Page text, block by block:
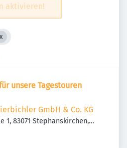
aktivieren!
unsere Tagestouren
GmbH & Co. KG
1, 83071 Stephanskirchen,